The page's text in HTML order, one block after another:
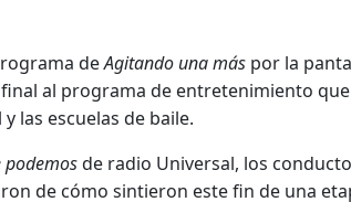
deAgitando una más por la
al programa de entretenimiento
las escuelas de baile.
podemosde radio Universal, los
de cómo sintieron este fin de una